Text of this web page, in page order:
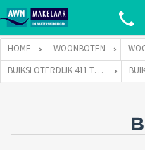
HOME WOONBOTEN
BUIKSLOTERDIJK 411 TE 1034 ZA AMSTERDAM